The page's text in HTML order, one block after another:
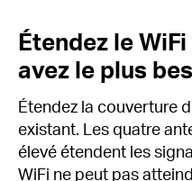
Étendez le
avez le plus
Étendez la couverture
existant. Les quatre
élevé étendent les
WiFi ne peut pas